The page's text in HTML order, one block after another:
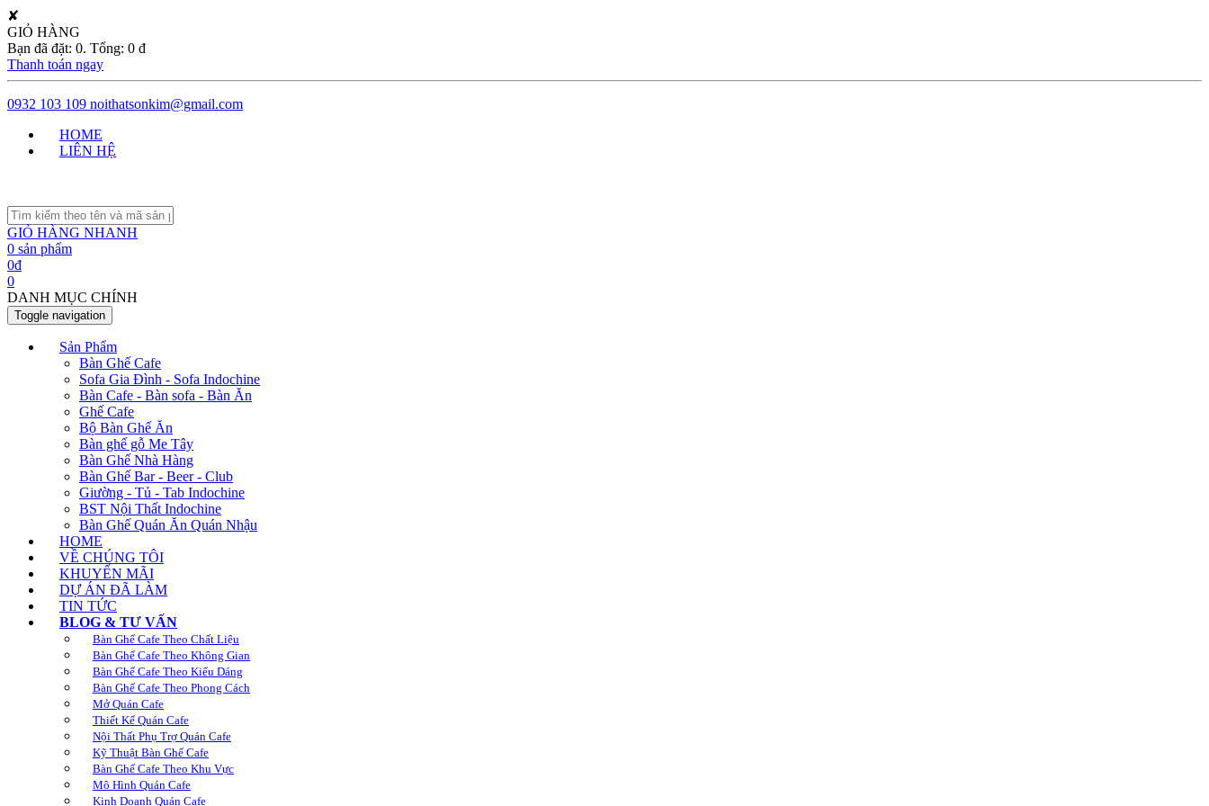
✘
GIỎ HÀNG
Bạn đã đặt: 0. Tổng: 0 đ
Thanh toán ngay
0932 103 109 noithatsonkim@gmail.com
HOME
LIÊN HỆ
GIỎ HÀNG NHANH
0 sản phẩm
0đ
0
DANH MỤC CHÍNH
Toggle navigation
Sản Phẩm
Bàn Ghế Cafe
Sofa Gia Đình - Sofa Indochine
Bàn Cafe - Bàn sofa - Bàn Ăn
Ghế Cafe
Bộ Bàn Ghế Ăn
Bàn ghế gỗ Me Tây
Bàn Ghế Nhà Hàng
Bàn Ghế Bar - Beer - Club
Giường - Tủ - Tab Indochine
BST Nội Thất Indochine
Bàn Ghế Quán Ăn Quán Nhậu
HOME
VỀ CHÚNG TÔI
KHUYẾN MÃI
DỰ ÁN ĐÃ LÀM
TIN TỨC
BLOG & TƯ VẤN
Bàn Ghế Cafe Theo Chất Liệu
Bàn Ghế Cafe Theo Không Gian
Bàn Ghế Cafe Theo Kiểu Dáng
Bàn Ghế Cafe Theo Phong Cách
Mở Quán Cafe
Thiết Kế Quán Cafe
Nội Thất Phụ Trợ Quán Cafe
Kỹ Thuật Bàn Ghế Cafe
Bàn Ghế Cafe Theo Khu Vực
Mô Hình Quán Cafe
Kinh Doanh Quán Cafe